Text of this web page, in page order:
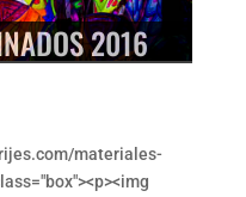
2016
materiales-